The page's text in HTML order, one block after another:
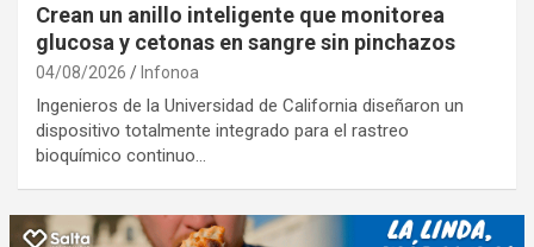
Crean un anillo inteligente que monitorea
glucosa y cetonas en sangre sin pinchazos
04/08/2026 Infonoa
Ingenieros de la Universidad de California diseñaron un
dispositivo totalmente integrado para el rastreo
bioquímico continuo…